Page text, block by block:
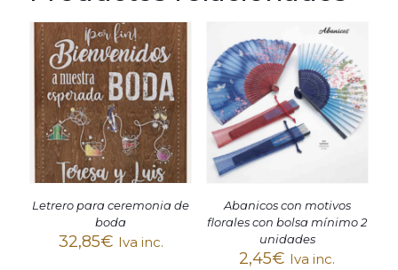
Letrero para ceremonia de
boda
32,85€ Iva inc.
Abanicos con motivos
florales con bolsa mínimo 2
unidades
2,45€ Iva inc.